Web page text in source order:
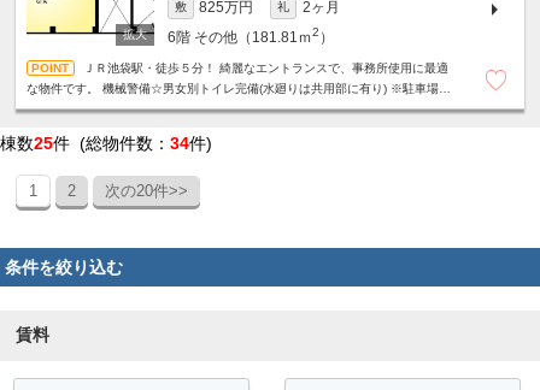
敷 825万円 礼
2ヶ月
6階 その他（181.81ｍ2 ）
ＪＲ池袋駅・徒歩５分！ 綺麗なエントランスで、事務所使用に最適
な物件です。 機械警備☆男女別トイレ完備(水廻りは共用部に有り) ※駐車場：
棟数25件 (総物件数： 34件)
1 2 次の20件>>
条件を絞り込む
賃料